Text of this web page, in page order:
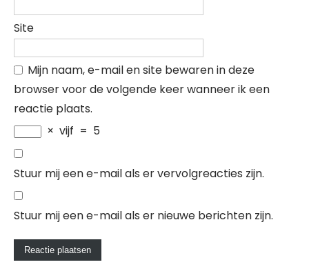
Site
Mijn naam, e-mail en site bewaren in deze
browser voor de volgende keer wanneer ik een
reactie plaats.
× vijf = 5
Stuur mij een e-mail als er vervolgreacties zijn.
Stuur mij een e-mail als er nieuwe berichten zijn.